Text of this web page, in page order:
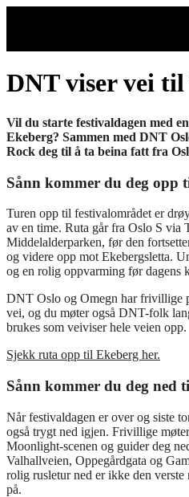
DNT viser vei til
Vil du starte festivaldagen med
Ekeberg? Sammen med DNT
Rock deg til å ta beina fatt fra
Sånn kommer du deg opp
Turen opp til festivalområdet er
av en time. Ruta går fra Oslo S via
Middelalderparken, før den
og videre opp mot Ekebergsletta.
og en rolig oppvarming før dagens
DNT Oslo og Omegn har frivillige
vei, og du møter også DNT-folk
brukes som veiviser hele veien opp.
Sjekk ruta opp til Ekeberg her.
Sånn kommer du deg ned
Når festivaldagen er over og siste
også trygt ned igjen. Frivillige
Moonlight-scenen og guider deg
Valhallveien, Oppegårdgata og
rolig rusletur ned er ikke den
på.